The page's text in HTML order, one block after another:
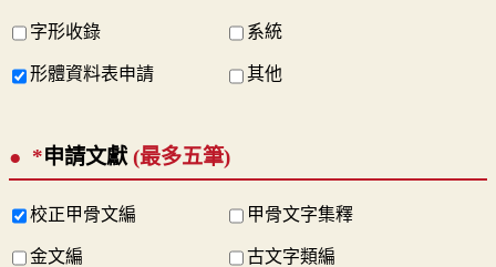
字形收錄 系統
形體資料表申請 其他
*申請文獻 (最多五筆)
校正甲骨文編 甲骨文字集釋
金文編 古文字類編